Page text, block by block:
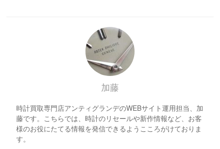
加藤
時計買取専門店アンティグランデのWEBサイト運用担当、加
藤です。こちらでは、時計のリセールや新作情報など、お客
様のお役にたてる情報を発信できるようこころがけておりま
す。